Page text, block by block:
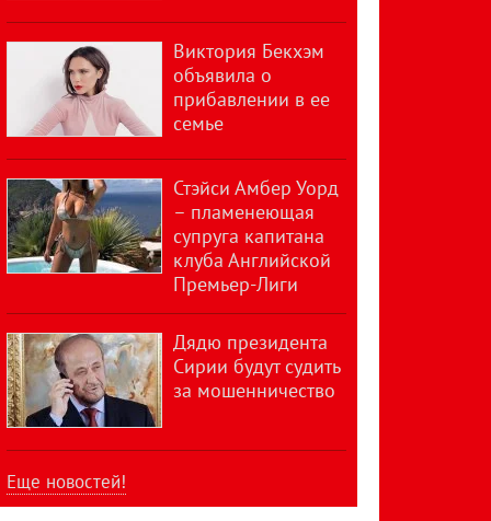
Виктория Бекхэм
объявила о
прибавлении в ее
семье
Стэйси Амбер Уорд
– пламенеющая
супруга капитана
клуба Английской
Премьер-Лиги
Дядю президента
Сирии будут судить
за мошенничество
Еще новостей!